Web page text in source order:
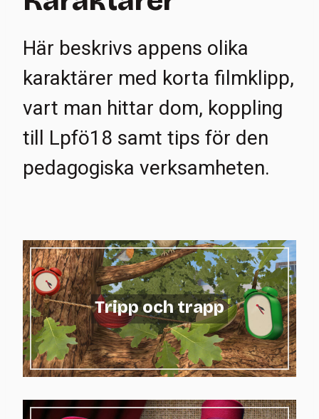
Här beskrivs appens olika
karaktärer med korta filmklipp,
vart man hittar dom, koppling
till Lpfö18 samt tips för den
pedagogiska verksamheten.
Tripp och trapp